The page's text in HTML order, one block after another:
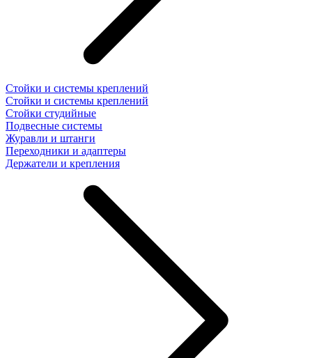
Стойки и системы креплений
Стойки и системы креплений
Стойки студийные
Подвесные системы
Журавли и штанги
Переходники и адаптеры
Держатели и крепления